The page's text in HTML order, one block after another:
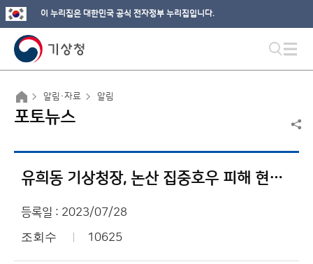
이 누리집은 대한민국 공식 전자정부 누리집입니다.
알림·자료 알림
포토뉴스
유희동 기상청장, 논산 집중호우 피해 현장 방문
등록일 : 2023/07/28
조회수 10625